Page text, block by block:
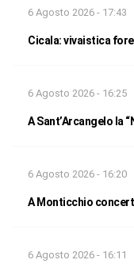
6 Agosto 2026 - 17:43
Cicala: vivaistica
6 Agosto 2026 - 16:25
A Sant’Arcangelo la
6 Agosto 2026 - 16:20
A Monticchio
6 Agosto 2026 - 16:11